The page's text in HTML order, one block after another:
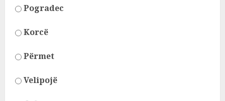
Pogradec
Korcë
Përmet
Velipojë